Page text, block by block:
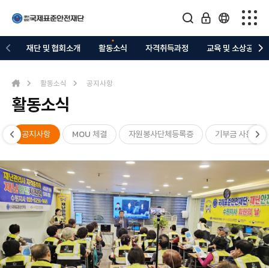
재단 및 협회소개 활동소식 자격취득과정 교육 및 소상공지원
재단 및 협회소개
교육 및 소상공지원
의료복지 지정업체
관련협회/커뮤니티
활동소식 공지사항
활동소식
공지사항 MOU 체결 자원봉사단체등록증 기부금 사용내역